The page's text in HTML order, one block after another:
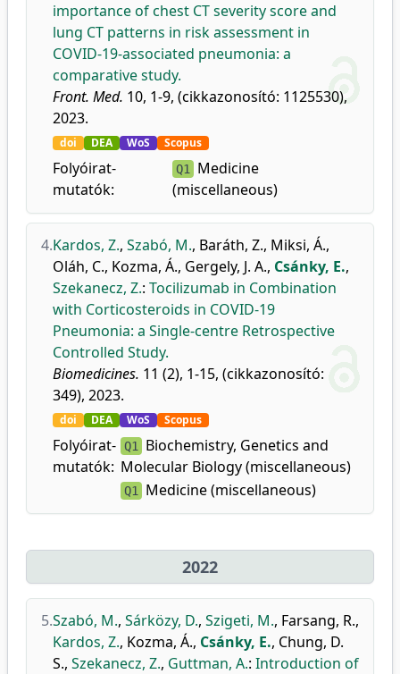
importance of chest CT severity score and
lung CT patterns in risk assessment in
COVID-19-associated pneumonia: a
comparative study.
Front. Med. 10, 1-9, (cikkazonosító: 1125530),
2023.
doi DEA WoS Scopus
Folyóirat-
mutatók:
Q1 Medicine
(miscellaneous)
4.Kardos, Z., Szabó, M., Baráth, Z., Miksi, Á.,
Oláh, C., Kozma, Á., Gergely, J. A., Csánky, E.,
Szekanecz, Z.: Tocilizumab in Combination
with Corticosteroids in COVID-19
Pneumonia: a Single-centre Retrospective
Controlled Study.
Biomedicines. 11 (2), 1-15, (cikkazonosító:
349), 2023.
doi DEA WoS Scopus
Folyóirat-
mutatók:
Q1 Biochemistry, Genetics and
Molecular Biology (miscellaneous)
Q1 Medicine (miscellaneous)
2022
5.Szabó, M., Sárközy, D., Szigeti, M., Farsang, R.,
Kardos, Z., Kozma, Á., Csánky, E., Chung, D.
S., Szekanecz, Z., Guttman, A.: Introduction of